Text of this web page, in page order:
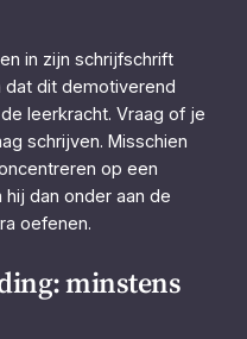
in zijn schrijfschrift
dit demotiverend
leerkracht. Vraag of je
schrijven. Misschien
op een
dan onder aan de
oefenen.
minstens